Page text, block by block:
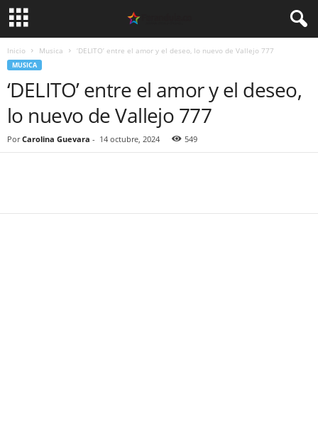
Inicio Musica ‘DELITO’ entre el amor y el deseo, lo nuevo de Vallejo 777
MUSICA
‘DELITO’ entre el amor y el deseo,
lo nuevo de Vallejo 777
Por Carolina Guevara - 14 octubre, 2024 549